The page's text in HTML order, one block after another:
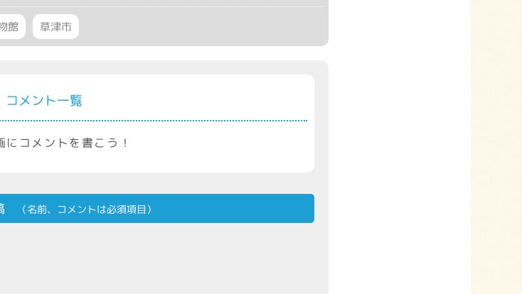
館 草津市
コメント一覧
にコメントを書こう！
（名前、コメントは必須項目）